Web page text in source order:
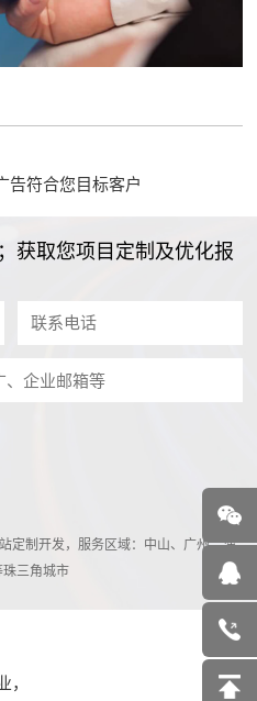
告符合您目标客户
获取您项目定制及优化报
定制开发，服务区域：中山、广州、深
三角城市
，